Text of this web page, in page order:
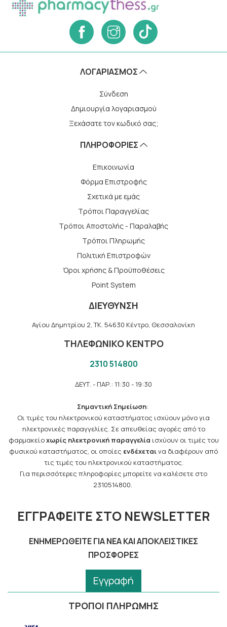
ΛΟΓΑΡΙΑΣΜΌΣ
Σύνδεση
Δημιουργία λογαριασμού
Ξεχάσατε τον κωδικό σας;
ΠΛΗΡΟΦΟΡΙΕΣ
Επικοινωνία
Φόρμα Επιστροφής
Σχετικά με εμάς
Τρόποι Παραγγελίας
Τρόποι Αποστολής - Παραλαβής
Tρόποι Πληρωμής
Πολιτική Επιστροφών
Όροι χρήσης & Προϋποθέσεις
Point System
ΔΙΕΥΘΥΝΣΗ
Αγίου Δημητρίου 2, TK. 54630 Κέντρο, Θεσσαλονίκη
ΤΗΛΕΦΩΝΙΚΟ ΚΕΝΤΡΟ
2310 514800
ΔΕΥΤ. - ΠΑΡ.: 11:30 - 19:30
Σημαντική Σημείωση:
Οι τιμές του ηλεκτρονικού καταστήματος ισχύουν μόνο για
ηλεκτρονικές παραγγελίες. Σε απευθείας αγορές από το
φαρμακείοχωρίς ηλεκτρονική παραγγελία ισχύουν οι τιμές του
φυσικού καταστήματος, οι οποίες ενδέχεταινα διαφέρουν από
τις τιμές του ηλεκτρονικού καταστήματος.
Για περισσότερες πληροφορίες μπορείτε να καλέσετε στο
2310514800.
ΕΓΓΡΑΦΕΊΤΕ ΣΤΟ NEWSLETTER
ΕΝΗΜΕΡΩΘΕΊΤΕ ΓΙΑ ΝΈΑ ΚΑΙ ΑΠΟΚΛΕΙΣΤΙΚΈΣ
ΠΡΟΣΦΟΡΈΣ
Εγγραφή
ΤΡΟΠΟΙ ΠΛΗΡΩΜΗΣ